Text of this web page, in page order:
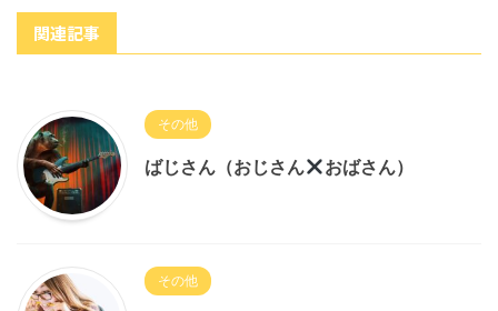
関連記事
その他
ばじさん（おじさん おばさん）
その他